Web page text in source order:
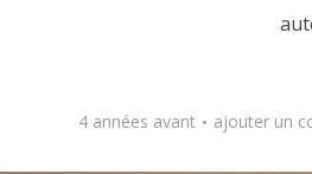
4 années avant ajouter un